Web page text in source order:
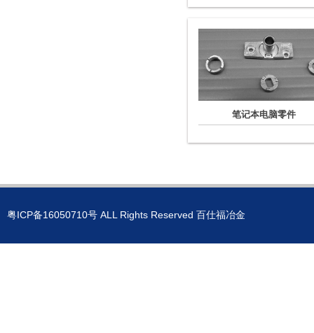
笔记本电脑零件
粤ICP备16050710号 ALL Rights Reserved 百仕福冶金